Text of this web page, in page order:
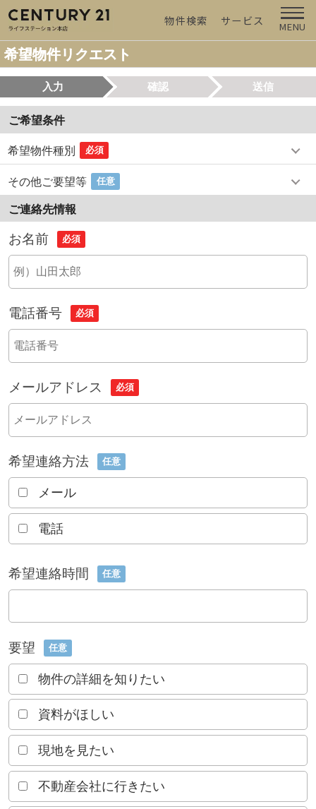
物件検索 サービス MENU
希望物件リクエスト
入力 確認 送信
ご希望条件
希望物件種別 必須
その他ご要望等 任意
ご連絡先情報
お名前 必須
電話番号 必須
メールアドレス 必須
希望連絡方法 任意
メール
電話
希望連絡時間 任意
要望 任意
物件の詳細を知りたい
資料がほしい
現地を見たい
不動産会社に行きたい